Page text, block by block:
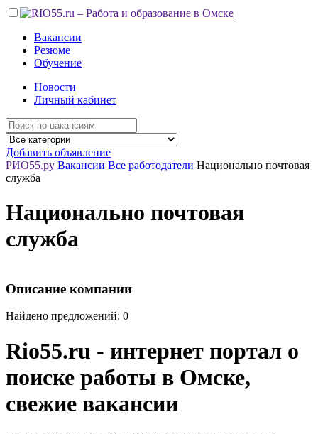
Вакансии
Резюме
Обучение
Новости
Личный кабинет
Добавить объявление
РИО55.ру Вакансии Все работодатели Национально почтовая
служба
Национально почтовая
служба
Описание компании
Найдено предложений: 0
Rio55.ru - интернет портал о
поиске работы в Омске,
свежие вакансии